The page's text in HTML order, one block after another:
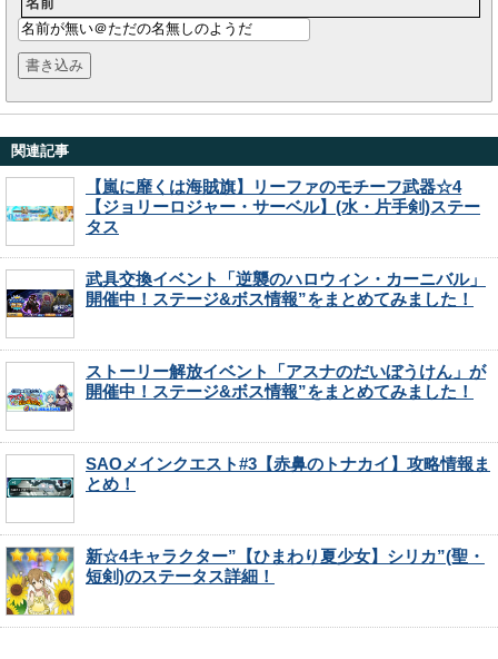
関連記事
【嵐に靡くは海賊旗】リーファのモチーフ武器☆4
【ジョリーロジャー・サーベル】(水・片手剣)ステー
タス
武具交換イベント「逆襲のハロウィン・カーニバル」
開催中！ステージ&ボス情報”をまとめてみました！
ストーリー解放イベント「アスナのだいぼうけん」が
開催中！ステージ&ボス情報”をまとめてみました！
SAOメインクエスト#3【赤鼻のトナカイ】攻略情報ま
とめ！
新☆4キャラクター”【ひまわり夏少女】シリカ”(聖・
短剣)のステータス詳細！